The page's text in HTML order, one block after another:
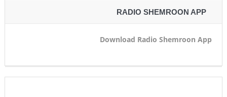
RADIO SHEMROON APP
Download Radio Shemroon App